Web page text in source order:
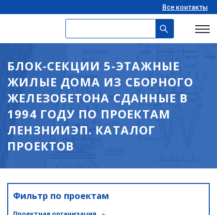
Все контакты
БЛОК-СЕКЦИИ 5-ЭТАЖНЫЕ
ЖИЛЫЕ ДОМА ИЗ СБОРНОГО
ЖЕЛЕЗОБЕТОНА СДАННЫЕ В
1994 ГОДУ ПО ПРОЕКТАМ
ЛЕНЗНИИЭП. КАТАЛОГ
ПРОЕКТОВ
Фильтр по проектам